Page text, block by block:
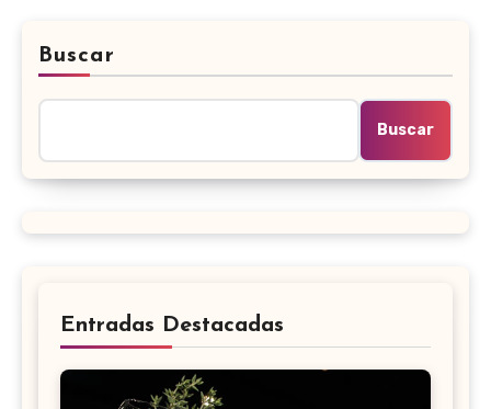
Buscar
Buscar
Entradas Destacadas